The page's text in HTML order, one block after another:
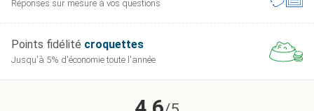
Réponses sur mesure à vos questions
Points fidélité croquettes
Jusqu'à 5% d'économie toute l'année